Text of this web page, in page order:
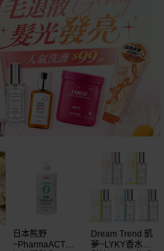
日本熊野
~PharmaACT無
Dream Trend 凱
夢~LYKY香水護